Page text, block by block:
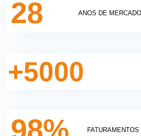
28 ANOS DE MERCADO
5000